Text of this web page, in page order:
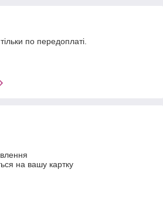
по передоплаті.
на вашу картку